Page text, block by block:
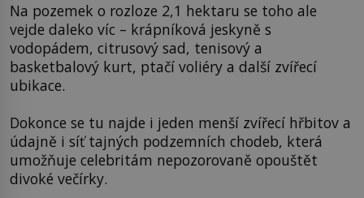
Na pozemek o rozloze 2,1 hektaru se toho ale
vejde daleko víc – krápníková jeskyně s
vodopádem, citrusový sad, tenisový a
basketbalový kurt, ptačí voliéry a další zvířecí
ubikace.
Dokonce se tu najde i jeden menší zvířecí hřbitov a
údajně i síť tajných podzemních chodeb, která
umožňuje celebritám nepozorovaně opouštět
divoké večírky.